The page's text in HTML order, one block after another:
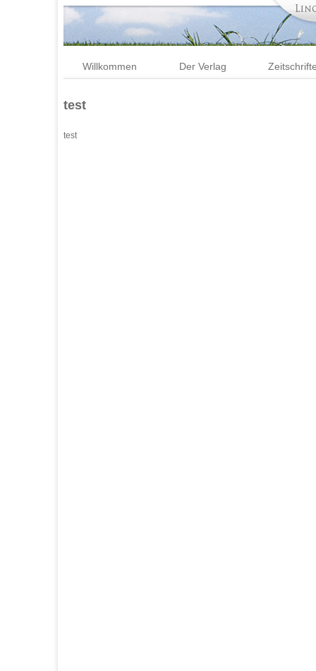
Willkommen Der Verlag
test
test